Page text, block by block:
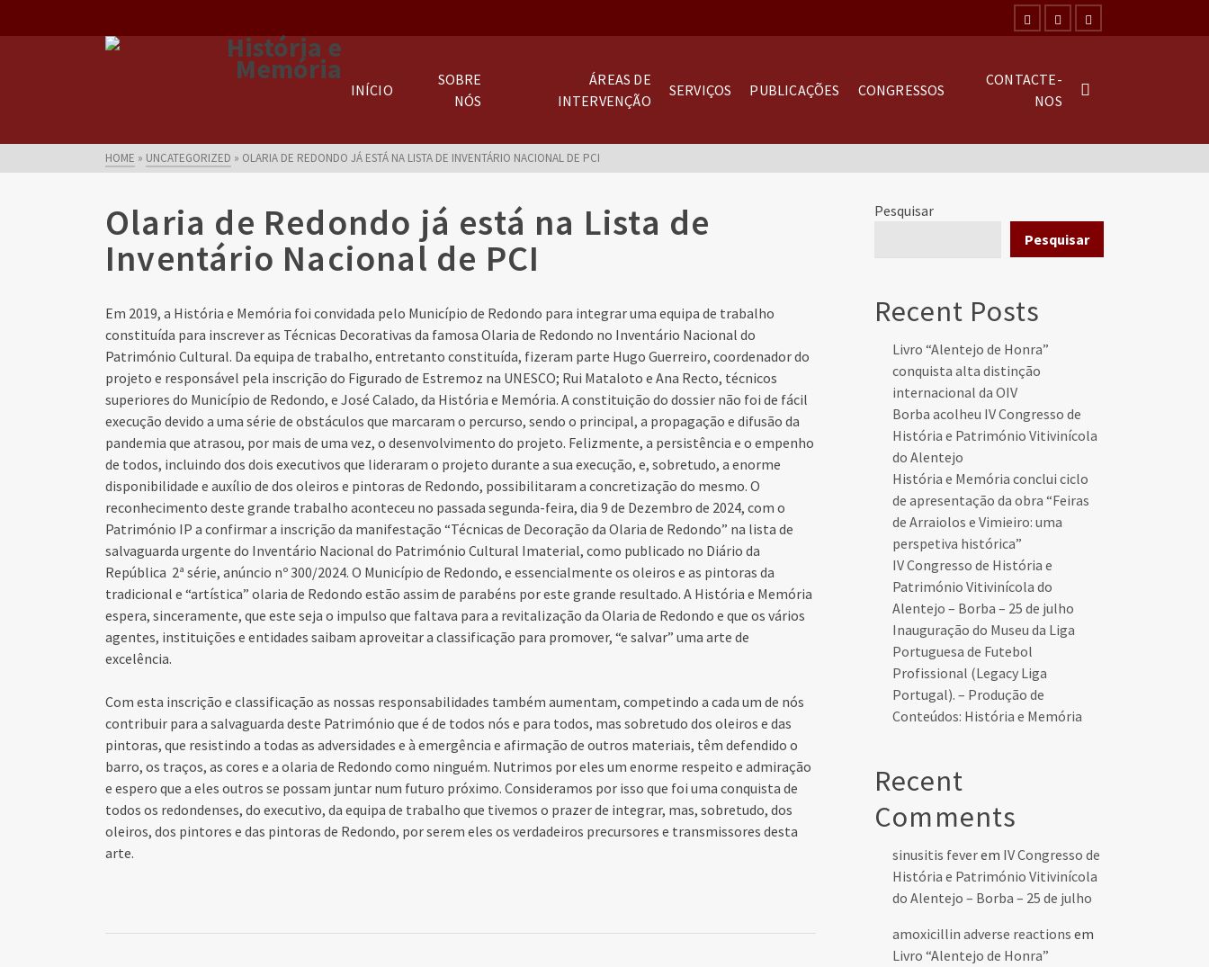
INÍCIO
SOBRE
NÓS
ÁREAS DE
INTERVENÇÃO
SERVIÇOS PUBLICAÇÕES CONGRESSOS
CONTACTE-
NOS
HOME » UNCATEGORIZED » OLARIA DE REDONDO JÁ ESTÁ NA LISTA DE INVENTÁRIO NACIONAL DE PCI
Olaria de Redondo já está na Lista de
Inventário Nacional de PCI
Em 2019, a História e Memória foi convidada pelo Município de Redondo para integrar uma equipa de trabalho
constituída para inscrever as Técnicas Decorativas da famosa Olaria de Redondo no Inventário Nacional do
Património Cultural. Da equipa de trabalho, entretanto constituída, fizeram parte Hugo Guerreiro, coordenador do
projeto e responsável pela inscrição do Figurado de Estremoz na UNESCO; Rui Mataloto e Ana Recto, técnicos
superiores do Município de Redondo, e José Calado, da História e Memória. A constituição do dossier não foi de fácil
execução devido a uma série de obstáculos que marcaram o percurso, sendo o principal, a propagação e difusão da
pandemia que atrasou, por mais de uma vez, o desenvolvimento do projeto. Felizmente, a persistência e o empenho
de todos, incluindo dos dois executivos que lideraram o projeto durante a sua execução, e, sobretudo, a enorme
disponibilidade e auxílio de dos oleiros e pintoras de Redondo, possibilitaram a concretização do mesmo. O
reconhecimento deste grande trabalho aconteceu no passada segunda-feira, dia 9 de Dezembro de 2024, com o
Património IP a confirmar a inscrição da manifestação “Técnicas de Decoração da Olaria de Redondo” na lista de
salvaguarda urgente do Inventário Nacional do Património Cultural Imaterial, como publicado no Diário da
República 2ª série, anúncio nº 300/2024. O Município de Redondo, e essencialmente os oleiros e as pintoras da
tradicional e “artística” olaria de Redondo estão assim de parabéns por este grande resultado. A História e Memória
espera, sinceramente, que este seja o impulso que faltava para a revitalização da Olaria de Redondo e que os vários
agentes, instituições e entidades saibam aproveitar a classificação para promover, “e salvar” uma arte de
excelência.
Com esta inscrição e classificação as nossas responsabilidades também aumentam, competindo a cada um de nós
contribuir para a salvaguarda deste Património que é de todos nós e para todos, mas sobretudo dos oleiros e das
pintoras, que resistindo a todas as adversidades e à emergência e afirmação de outros materiais, têm defendido o
barro, os traços, as cores e a olaria de Redondo como ninguém. Nutrimos por eles um enorme respeito e admiração
e espero que a eles outros se possam juntar num futuro próximo. Consideramos por isso que foi uma conquista de
todos os redondenses, do executivo, da equipa de trabalho que tivemos o prazer de integrar, mas, sobretudo, dos
oleiros, dos pintores e das pintoras de Redondo, por serem eles os verdadeiros precursores e transmissores desta
arte.
Pesquisar
Pesquisar
Recent Posts
Livro “Alentejo de Honra”
conquista alta distinção
internacional da OIV
Borba acolheu IV Congresso de
História e Património Vitivinícola
do Alentejo
História e Memória conclui ciclo
de apresentação da obra “Feiras
de Arraiolos e Vimieiro: uma
perspetiva histórica”
IV Congresso de História e
Património Vitivinícola do
Alentejo – Borba – 25 de julho
Inauguração do Museu da Liga
Portuguesa de Futebol
Profissional (Legacy Liga
Portugal). – Produção de
Conteúdos: História e Memória
Recent
Comments
sinusitis feverem IV Congresso de
História e Património Vitivinícola
do Alentejo – Borba – 25 de julho
amoxicillin adverse reactions em
Livro “Alentejo de Honra”